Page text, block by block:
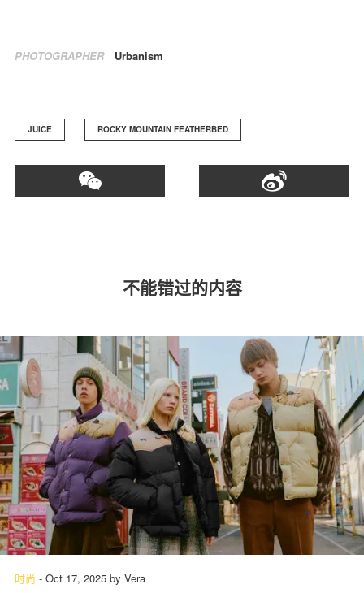
PHOTOGRAPHER Urbanism
JUICE ROCKY MOUNTAIN FEATHERBED
不能错过的内容
时尚 - Oct 17, 2025 by Vera